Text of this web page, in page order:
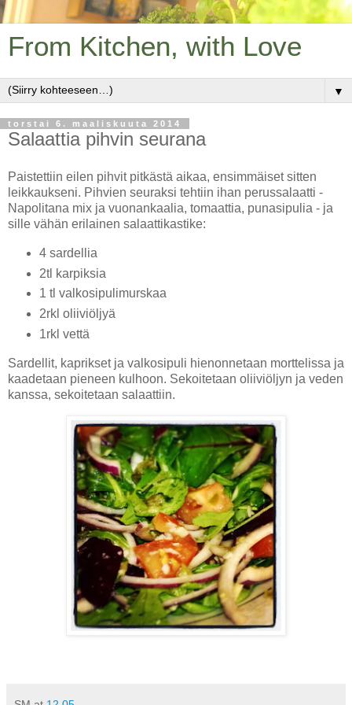
From Kitchen, with Love
▼
torstai 6. maaliskuuta 2014
Salaattia pihvin seurana
Paistettiin eilen pihvit pitkästä aikaa, ensimmäiset sitten
leikkaukseni. Pihvien seuraksi tehtiin ihan perussalaatti -
Napolitana mix ja vuonankaalia, tomaattia, punasipulia - ja
sille vähän erilainen salaattikastike:
4 sardellia
2tl karpiksia
1 tl valkosipulimurskaa
2rkl oliiviöljyä
1rkl vettä
Sardellit, kaprikset ja valkosipuli hienonnetaan morttelissa ja
kaadetaan pieneen kulhoon. Sekoitetaan oliiviöljyn ja veden
kanssa, sekoitetaan salaattiin.